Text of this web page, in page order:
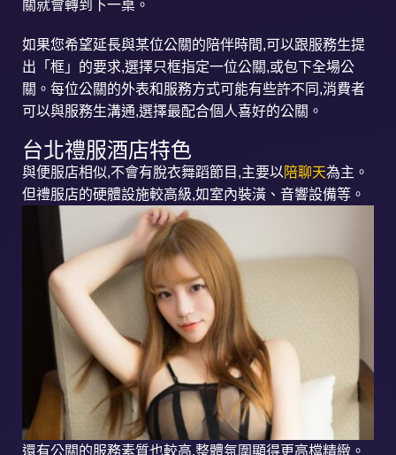
關就會轉到下一桌。
如果您希望延長與某位公關的陪伴時間,可以跟服務生提
出「框」的要求,選擇只框指定一位公關,或包下全場公
關。每位公關的外表和服務方式可能有些許不同,消費者
可以與服務生溝通,選擇最配合個人喜好的公關。
台北禮服酒店特色
與便服店相似,不會有脫衣舞蹈節目,主要以 陪聊天為主。
但禮服店的硬體設施較高級,如室內裝潢、音響設備等。
還有公關的服務素質也較高,整體氛圍顯得更高檔精緻。